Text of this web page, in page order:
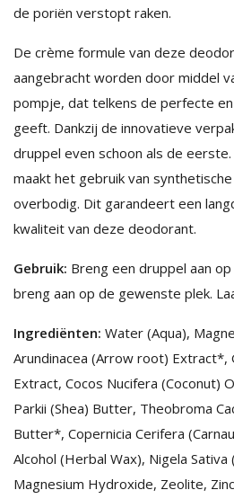
de poriën verstopt raken.
De crème formule van deze
aangebracht worden door middel
pompje, dat telkens de perfecte
geeft. Dankzij de innovatieve
druppel even schoon als de
maakt het gebruik van
overbodig. Dit garandeert een
kwaliteit van deze deodorant.
Gebruik: Breng een druppel aan
breng aan op de gewenste plek.
Ingrediënten: Water (Aqua),
Arundinacea (Arrow root) Extract*,
Extract, Cocos Nucifera (Coconut)
Parkii (Shea) Butter, Theobroma
Butter*, Copernicia Cerifera
Alcohol (Herbal Wax), Nigela Sativa
Magnesium Hydroxide, Zeolite,